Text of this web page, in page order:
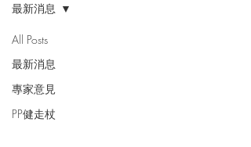
All Posts
最新消息
專家意見
PP健走杖
最新消息